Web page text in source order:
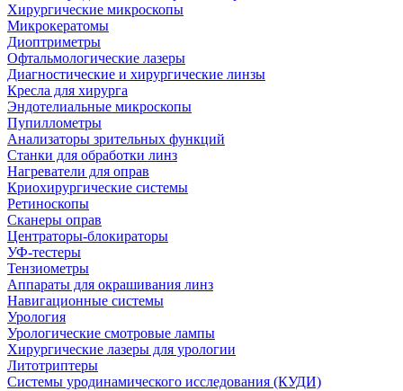
Хирургические микроскопы
Микрокератомы
Диоптриметры
Офтальмологические лазеры
Диагностические и хирургические линзы
Кресла для хирурга
Эндотелиальные микроскопы
Пупиллометры
Анализаторы зрительных функций
Станки для обработки линз
Нагреватели для оправ
Криохирургические системы
Ретиноскопы
Сканеры оправ
Центраторы-блокираторы
УФ-тестеры
Тензиометры
Аппараты для окрашивания линз
Навигационные системы
Урология
Урологические смотровые лампы
Хирургические лазеры для урологии
Литотриптеры
Системы уродинамического исследования (КУДИ)